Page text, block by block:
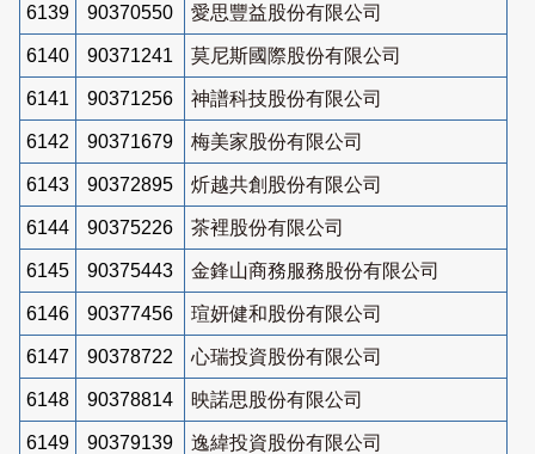
6139 90370550 愛思豐益股份有限公司
6140 90371241 莫尼斯國際股份有限公司
6141 90371256 神譜科技股份有限公司
6142 90371679 梅美家股份有限公司
6143 90372895 炘越共創股份有限公司
6144 90375226 茶裡股份有限公司
6145 90375443 金鋒山商務服務股份有限公司
6146 90377456 瑄妍健和股份有限公司
6147 90378722 心瑞投資股份有限公司
6148 90378814 映諾思股份有限公司
6149 90379139 逸緯投資股份有限公司